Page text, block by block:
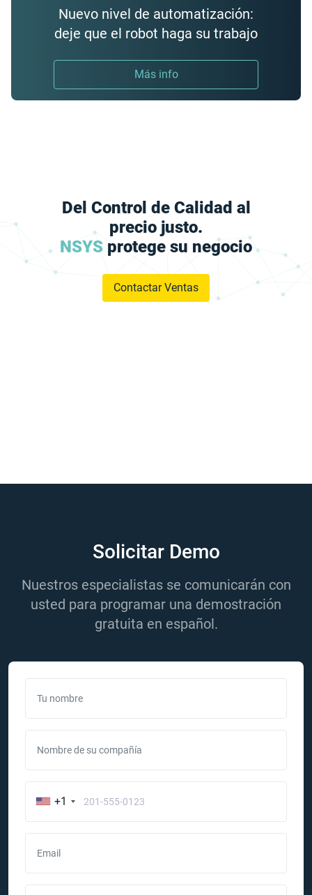
Nuevo nivel de automatización:
deje que el robot haga su trabajo
Más info
Del Control de Calidad al
precio justo.
NSYS protege su negocio
Contactar Ventas
Solicitar Demo
Nuestros especialistas se comunicarán con
usted para programar una demostración
gratuita en español.
Tu nombre
Nombre de su compañía
+1
Email